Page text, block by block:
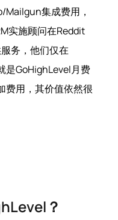
Mailgun集成费用，
实施顾问在Reddit
务，他们仅在
是GoHighLevel月费
费用，其价值依然很
？